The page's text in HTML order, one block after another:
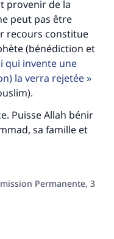
provenir de la
peut pas être
recours constitue
(bénédiction et
qui invente une
la verra rejetée
Puisse Allah bénir
sa famille et
Permanente, 3
à votre
réponses.
sur lui) a dit:
action obtient la
qui le fait."